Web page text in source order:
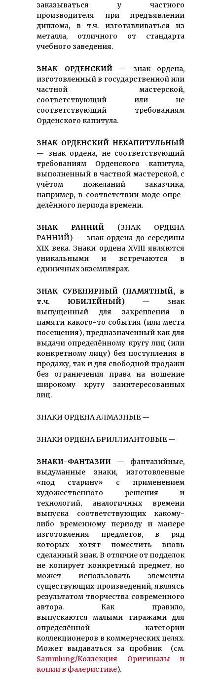
заказываться у частного
производителя при предъявлении
диплома, в т.ч. изготавливаться из
металла, отличного от стандарта
учебного заведения.
ЗНАК ОРДЕНСКИЙ— знак ордена,
изготовленный в государст­венной или
частной мастерской,
соответствующий или не
соответствующий требованиям
Орденского капитула.
ЗНАК ОРДЕНСКИЙ НЕКАПИТУЛЬНЫЙ
— знак ордена, не соответствующий
требованиям Орденского капитула,
выполненный в частной мастер­ской, с
учётом пожеланий заказчика,
например, в соответствии моде опре­
делённого периода времени.
ЗНАК РАННИЙ (ЗНАК ОРДЕНА
РАННИЙ) — знак ордена до середины
XIX века. Знаки ордена XVIII являются
уникальными и встречаются в
единичных экземплярах.
ЗНАК СУВЕНИРНЫЙ (ПАМЯТНЫЙ, в
т.ч. ЮБИЛЕЙНЫЙ) — знак
выпущенный для закрепления в
памяти какого-то события (или места
посещения), предназначенный как для
выдачи определённому кругу лиц (или
конкретному лицу) без поступления в
продажу, так и для свободной продажи
без ограничения права на ношение
широкому кругу заинтересованных
лиц.
ЗНАКИ ОРДЕНА АЛМАЗНЫЕ —
ЗНАКИ ОРДЕНА БРИЛЛИАНТОВЫЕ —
ЗНАКИ-ФАНТАЗИИ — фантазийные,
выдуманные знаки, изготовленные
«под старину» с применением
художественного решения и
технологий, аналогичных времени
выпуска соответствующих какому-
либо временному периоду и манере
изготовления предметов, в ряд
которых хотят поместить вновь
сделанный знак. В отличие от подделок
не копирует конкретный предмет, но
может использовать элементы
существующих произведений, являясь
результатом творчества современного
автора. Как правило,
выпускаются малыми тиражами для
определённой категории
коллекционеров в коммерческих целях.
Может выдаваться за пробник (см.
Sammlung/Коллекция Оригиналы и
копии в фалеристике).